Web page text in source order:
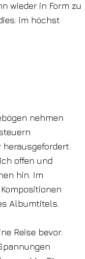
wieder in Form zu
im höchst
nehmen
offen und
hin. Im
Albumtitels.
Reise bevor: